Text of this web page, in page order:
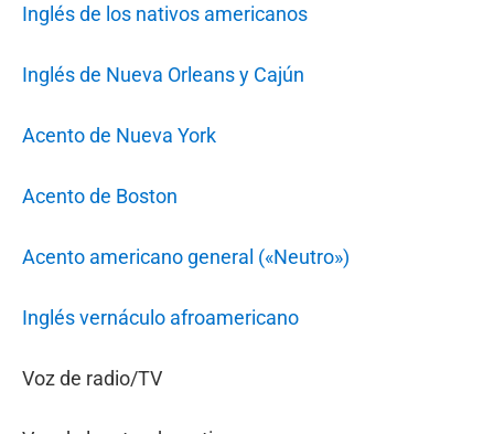
Inglés de los nativos americanos
Inglés de Nueva Orleans y Cajún
Acento de Nueva York
Acento de Boston
Acento americano general («Neutro»)
Inglés vernáculo afroamericano
Voz de radio/TV